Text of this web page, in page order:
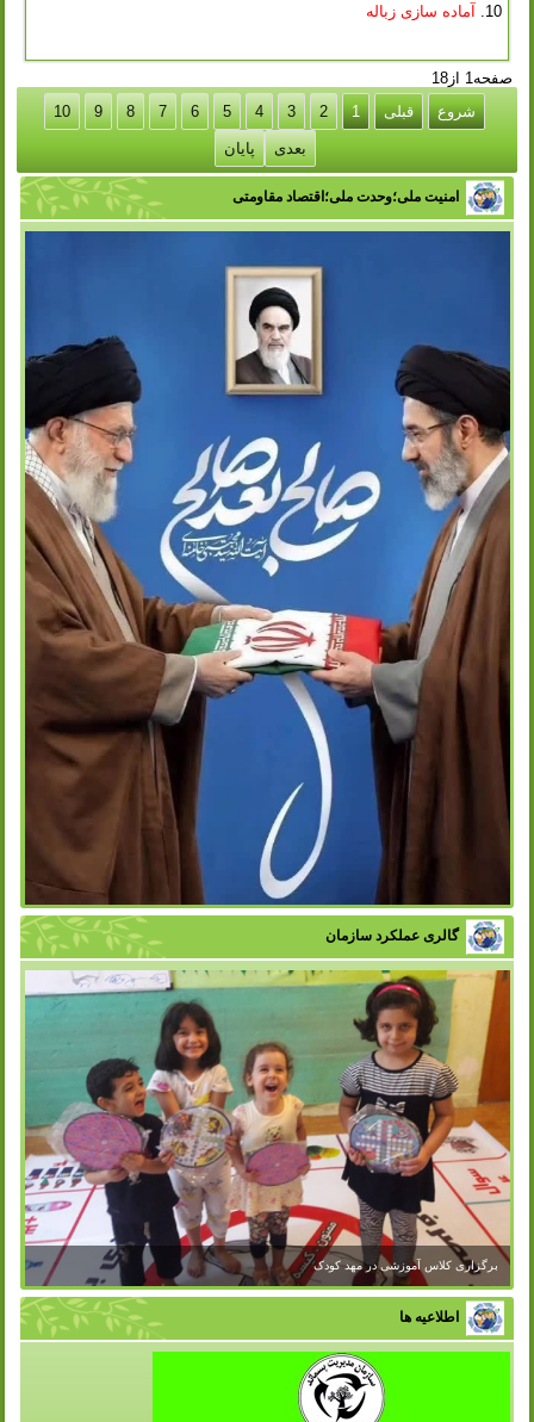
آماده سازی زباله
صفحه1 از18
شروع
قبلی 1
2
3
4
5
6
7
8
9
10
بعدی پایان
امنیت ملی؛وحدت ملی؛اقتصاد مقاومتی
گالری عملکرد سازمان
برگزاری کلاس آموزشی در مهد کودک
اطلاعیه ها